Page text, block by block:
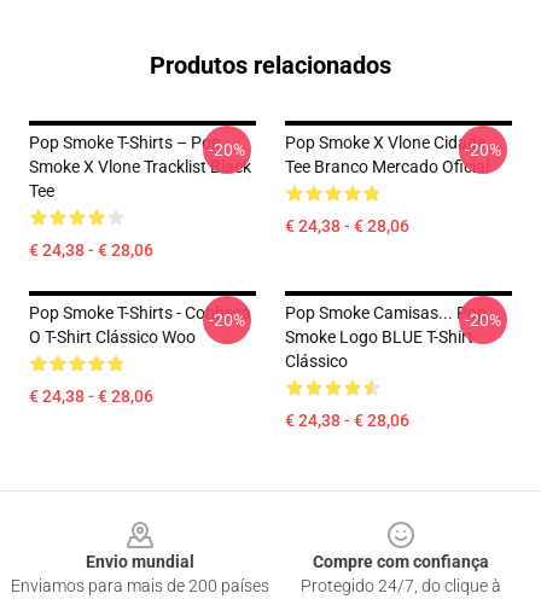
Produtos relacionados
Pop Smoke T-Shirts – Pop
Smoke X Vlone Tracklist Black
Tee
€ 24,38 - € 28,06
-20%
Pop Smoke X Vlone Cidade
Tee Branco Mercado Oficial
€ 24,38 - € 28,06
-20%
Pop Smoke T-Shirts - Conheça
O T-Shirt Clássico Woo
€ 24,38 - € 28,06
-20%
Pop Smoke Camisas... Pop
Smoke Logo BLUE T-Shirt
Clássico
€ 24,38 - € 28,06
-20%
Envio mundial
Enviamos para mais de 200 países
Compre com confiança
Protegido 24/7, do clique à